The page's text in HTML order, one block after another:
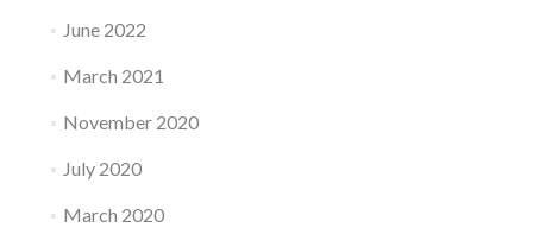
COVID-
June 2022
March 2021
November 2020
July 2020
March 2020